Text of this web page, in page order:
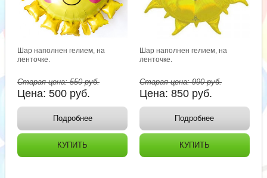
Шар наполнен гелием, на
ленточке.
Старая цена:550руб.
Цена:500 руб.
Подробнее
КУПИТЬ
Шар наполнен гелием, на
ленточке.
Старая цена:990руб.
Цена: 850 руб.
Подробнее
КУПИТЬ